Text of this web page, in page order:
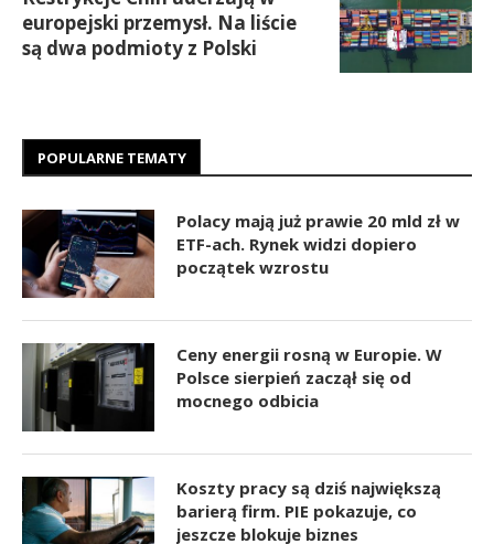
europejski przemysł. Na liście
są dwa podmioty z Polski
POPULARNE TEMATY
Polacy mają już prawie 20 mld zł w
ETF-ach. Rynek widzi dopiero
początek wzrostu
Ceny energii rosną w Europie. W
Polsce sierpień zaczął się od
mocnego odbicia
Koszty pracy są dziś największą
barierą firm. PIE pokazuje, co
jeszcze blokuje biznes